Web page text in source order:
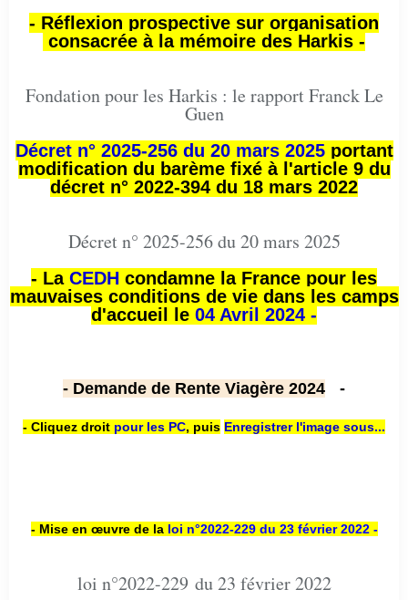
- Réflexion prospective sur organisation
consacrée à la mémoire des Harkis -
Fondation pour les Harkis : le rapport Franck Le
Guen
Décret n° 2025-256 du 20 mars 2025portant
modification du barème fixé à l'article 9 du
décret n° 2022-394 du 18 mars 2022
Décret n° 2025-256 du 20 mars 2025
- La CEDH condamne la France pour les
mauvaises conditions de vie dans les camps
d'accueil le 04 Avril 2024 -
- Demande de Rente Viagère 2024 -
- Cliquez droit pour les PC, puis Enregistrer l'image sous...
- Mise en œuvre de la loi n°2022-229 du 23 février 2022 -
loi n°2022-229 du 23 février 2022